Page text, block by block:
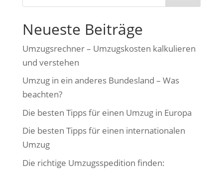
Neueste Beiträge
Umzugsrechner – Umzugskosten kalkulieren
und verstehen
Umzug in ein anderes Bundesland – Was
beachten?
Die besten Tipps für einen Umzug in Europa
Die besten Tipps für einen internationalen
Umzug
Die richtige Umzugsspedition finden: